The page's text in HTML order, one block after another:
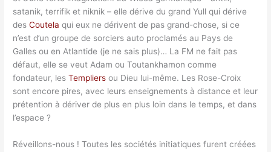
satanik, terrifik et niknik – elle dérive du grand Yull qui dérive
desCoutela qui eux ne dérivent de pas grand-chose, si ce
n’est d’un groupe de sorciers auto proclamés au Pays de
Galles ou en Atlantide (je ne sais plus)… La FM ne fait pas
défaut, elle se veut Adam ou Toutankhamon comme
fondateur, lesTempliers ou Dieu lui-même. Les Rose-Croix
sont encore pires, avec leurs enseignements à distance et leur
prétention à dériver de plus en plus loin dans le temps, et dans
l’espace ?
Réveillons-nous ! Toutes les sociétés initiatiques furent créées